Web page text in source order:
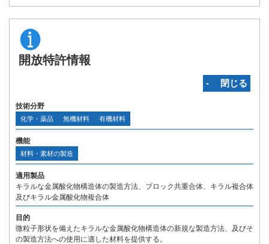
開放特許情報
‐ 閉じる
技術分野
化学・薬品 無機材料 有機材料
機能
材料・素材の製造
適用製品
キラルな金属酸化物構造体の製造方法、ブロック共重合体、キラル複合体
及びキラル金属酸化物複合体
目的
微粒子形状を備えたキラルな金属酸化物構造体の新規な製造方法、及びそ
の製造方法への使用に適した材料を提供する。